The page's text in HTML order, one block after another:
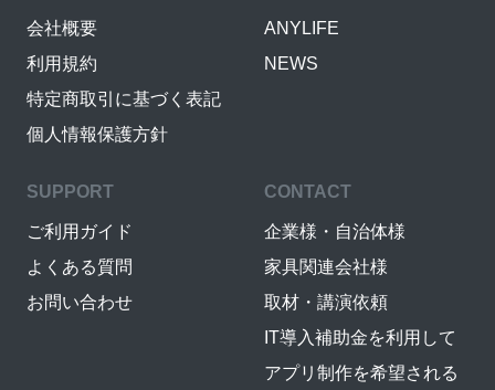
会社概要
利用規約
特定商取引に基づく表記
個人情報保護方針
ANYLIFE
NEWS
SUPPORT
ご利用ガイド
よくある質問
お問い合わせ
CONTACT
企業様・自治体様
家具関連会社様
取材・講演依頼
IT導入補助金を利用して
アプリ制作を希望される